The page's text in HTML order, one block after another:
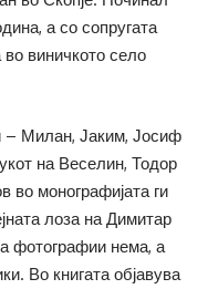
а со сопругата
виничкото село
– Милан, Јаким, Јосиф
на Веселин, Тодор
во монографијата ги
лоза на Димитар
фотографии нема, а
Во книгата објавува